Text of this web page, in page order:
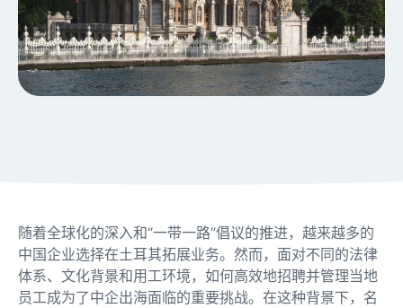
随着全球化的深入和“一带一路”倡议的推进，越来越多的
中国企业选择在土耳其拓展业务。然而，面对不同的法律
体系、文化背景和用工环境，如何高效地招聘并管理当地
员工成为了中企出海面临的重要挑战。在这种背景下，名